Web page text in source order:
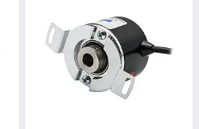
ARS B 50 вимірюють за
абсолютно точно та
чутливість завдяки високій
при 4096 різних